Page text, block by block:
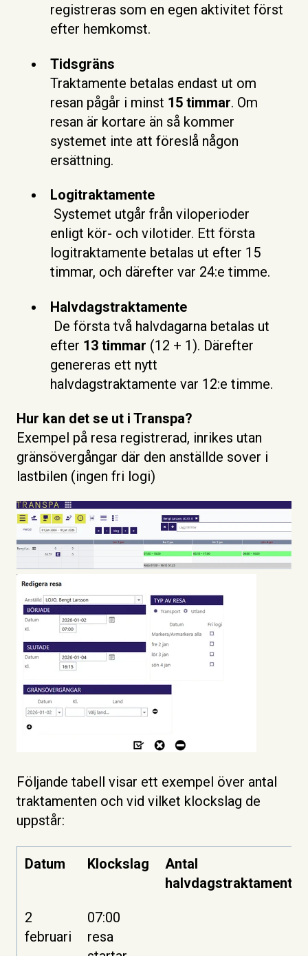
registreras som en egen aktivitet först
efter hemkomst.
Tidsgräns
Traktamente betalas endast ut om
resan pågår i minst 15 timmar. Om
resan är kortare än så kommer
systemet inte att föreslå någon
ersättning.
Logitraktamente
Systemet utgår från viloperioder
enligt kör- och vilotider. Ett första
logitraktamente betalas ut efter 15
timmar, och därefter var 24:e timme.
Halvdagstraktamente
De första två halvdagarna betalas ut
efter 13 timmar (12 + 1). Därefter
genereras ett nytt
halvdagstraktamente var 12:e timme.
Hur kan det se ut i Transpa?
Exempel på resa registrerad, inrikes utan
gränsövergångar där den anställde sover i
lastbilen (ingen fri logi)
Följande tabell visar ett exempel över antal
traktamenten och vid vilket klockslag de
uppstår:
Datum Klockslag
Antal
halvdagstraktamente
2
februari
07:00
resa